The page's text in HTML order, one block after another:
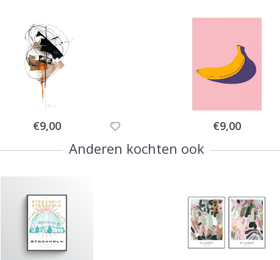
Special
Price
€9,00 Special
Price
€9,00
Anderen kochten ook